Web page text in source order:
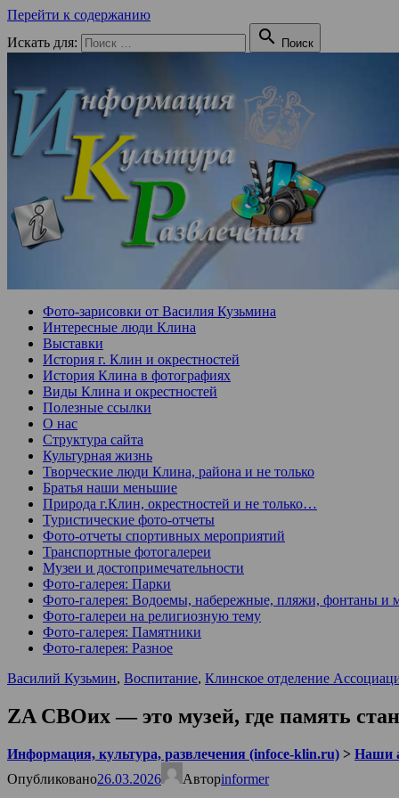
Перейти к содержанию
Искать для:
 Поиск
Фото-зарисовки от Василия Кузьмина
Интересные люди Клина
Выставки
История г. Клин и окрестностей
История Клина в фотографиях
Виды Клина и окрестностей
Полезные ссылки
О нас
Структура сайта
Культурная жизнь
Творческие люди Клина, района и не только
Братья наши меньшие
Природа г.Клин, окрестностей и не только…
Туристические фото-отчеты
Фото-отчеты спортивных мероприятий
Транспортные фотогалереи
Музеи и достопримечательности
Фото-галерея: Парки
Фото-галерея: Водоемы, набережные, пляжи, фонтаны и
Фото-галереи на религиозную тему
Фото-галерея: Памятники
Фото-галерея: Разное
Василий Кузьмин, Воспитание, Клинское отделение
ZA СВОих — это музей, где память
Информация, культура, развлечения (infoce-klin.ru) > Наши
Опубликовано26.03.2026 Авторinformer